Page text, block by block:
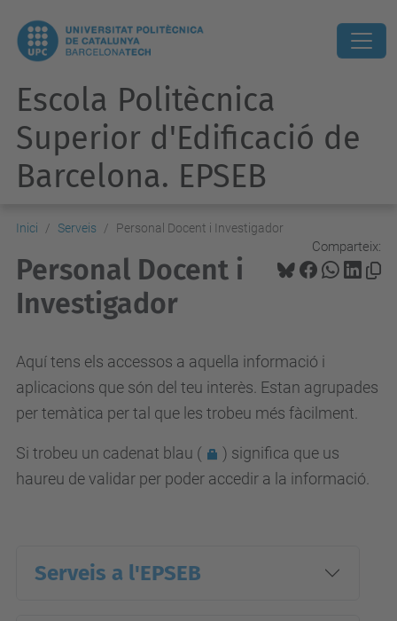
Escola Politècnica
Superior d'Edificació de
Barcelona. EPSEB
Inici Serveis Personal Docent i Investigador
Comparteix:
Personal Docent i
Investigador
Aquí tens els accessos a aquella informació i
aplicacions que són del teu interès. Estan agrupades
per temàtica per tal que les trobeu més fàcilment.
Si trobeu un cadenat blau (
) significa que us
haureu de validar per poder accedir a la informació.
Serveis a l'EPSEB